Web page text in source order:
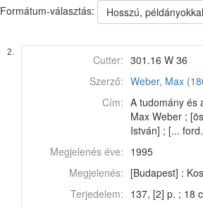
Formátum-választás: Hosszú, példányokkal
2.
Cutter: 301.16 W 36
Szerző: Weber, Max
Cím: A tudomány és
Max Weber ;
István] ; [...
Megjelenés éve: 1995
Megjelenés: [Budapest] :
Terjedelem: 137, [2] p. ; 18